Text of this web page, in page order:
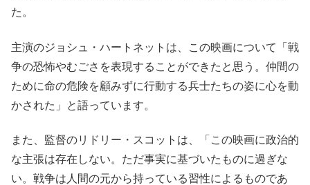
た。
主演のジョシュ・ハートネットは、この映画について「戦
争の恐怖やむごさを表現することができたと思う。仲間の
ために命の危険を顧みずに行動する兵士たちの姿に心を動
かされた」と語っています。
また、監督のリドリー・スコットは、「この映画に政治的
な主張は存在しない。ただ事実に基づいたものに過ぎな
い。戦争は人間の元から持っている習性によるものであ